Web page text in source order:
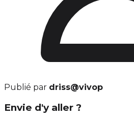
Publié par driss@vivop
Envie d'y aller ?